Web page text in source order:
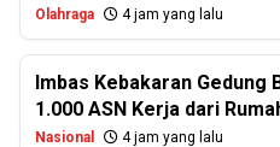
Olahraga 4 jam yang lalu
Imbas Kebakaran Gedung
1.000 ASN Kerja dari
Nasional 4 jam yang lalu